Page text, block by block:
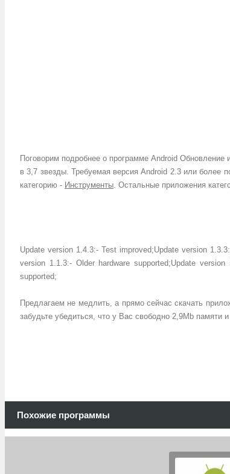
Поговорим подробнее о программе Android
в 3,7 звезды. Требуемая версия Android 2.3 или
категорию - Инструменты. Остальные приложения
Update version 1.4.3:- Test improved;Update version 1.3.3:
version 1.1.3:- Older hardware supported;Update version
supported;
Предлагаем не медлить, а прямо сейчас скачать
забудьте убедиться, что у Вас свободно 2,9Mb памяти
Похожие программы